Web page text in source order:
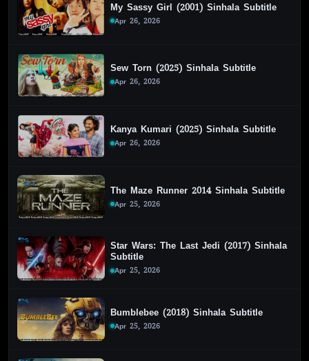
My Sassy Girl (2001) Sinhala Subtitle
Apr 26, 2026
Sew Torn (2025) Sinhala Subtitle
Apr 26, 2026
Kanya Kumari (2025) Sinhala Subtitle
Apr 26, 2026
The Maze Runner 2014 Sinhala Subtitle
Apr 25, 2026
Star Wars: The Last Jedi (2017) Sinhala
Subtitle
Apr 25, 2026
Bumblebee (2018) Sinhala Subtitle
Apr 25, 2026